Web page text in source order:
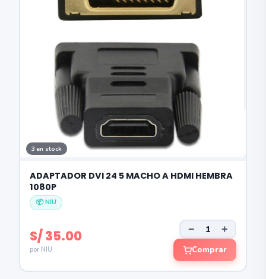
3 en stock
ADAPTADOR DVI 24 5 MACHO A HDMI HEMBRA
1080P
📦 NIU
S/ 35.00
por NIU
− +
Comprar